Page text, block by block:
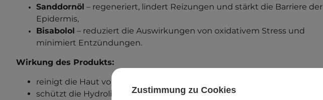
Sanddornöl – regeneriert, lindert Reizungen und stärkt die Barriere der
Epidermis,
Bisabolol – reduziert die Auswirkungen von oxidativem Stress und
minimiert Entzündungen.
Wirkung des Produkts:
reinigt die Haut von Verunreinigungen, LSF-Cremes und Make-up,
schützt die Hydrolipidbarriere,Zustimmung zu Cookies